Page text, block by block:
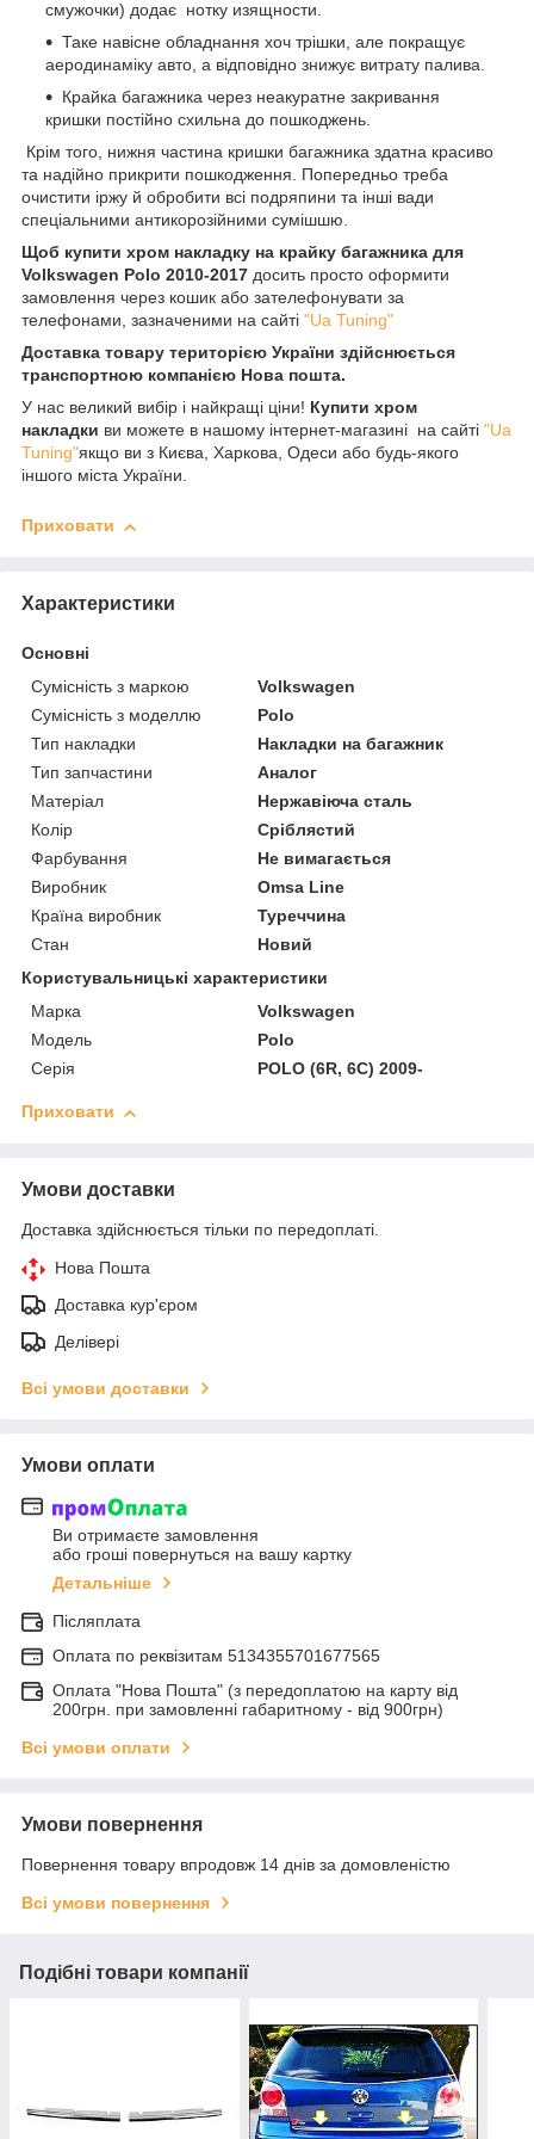
смужочки) додає нотку изящности.
Таке навісне обладнання хоч трішки, але покращує
аеродинаміку авто, а відповідно знижує витрату палива.
Крайка багажника через неакуратне закривання
кришки постійно схильна до пошкоджень.
Крім того, нижня частина кришки багажника здатна красиво
та надійно прикрити пошкодження. Попередньо треба
очистити іржу й обробити всі подряпини та інші вади
спеціальними антикорозійними сумішшю.
Щоб купити хром накладку на крайку багажника для
Volkswagen Polo 2010-2017 досить просто оформити
замовлення через кошик або зателефонувати за
телефонами, зазначеними на сайті "Ua Tuning"
Доставка товару територією України здійснюється
транспортною компанією Нова пошта.
У нас великий вибір і найкращі ціни! Купити хром
накладки ви можете в нашому інтернет-магазині на сайті "Ua
Tuning"якщо ви з Києва, Харкова, Одеси або будь-якого
іншого міста України.
Приховати
Характеристики
Основні
Сумісність з маркою
Volkswagen
Сумісність з моделлю
Polo
Тип накладки
Накладки на багажник
Тип запчастини
Аналог
Матеріал
Нержавіюча сталь
Колір
Сріблястий
Фарбування
Не вимагається
Виробник
Omsa Line
Країна виробник
Туреччина
Стан
Новий
Користувальницькі характеристики
Марка
Volkswagen
Модель
Polo
Серія
POLO (6R, 6C) 2009-
Приховати
Умови доставки
Доставка здійснюється тільки по передоплаті.
Нова Пошта
Доставка кур'єром
Делівері
Всі умови доставки
Умови оплати
Ви отримаєте замовлення
або гроші повернуться на вашу картку
Детальніше
Післяплата
Оплата по реквiзитам 5134355701677565
Оплата "Нова Пошта" (з передоплатою на карту від
200грн. при замовленні габаритному - від 900грн)
Всі умови оплати
Умови повернення
Повернення товару впродовж 14 днів за домовленістю
Всі умови повернення
Подібні товари компанії